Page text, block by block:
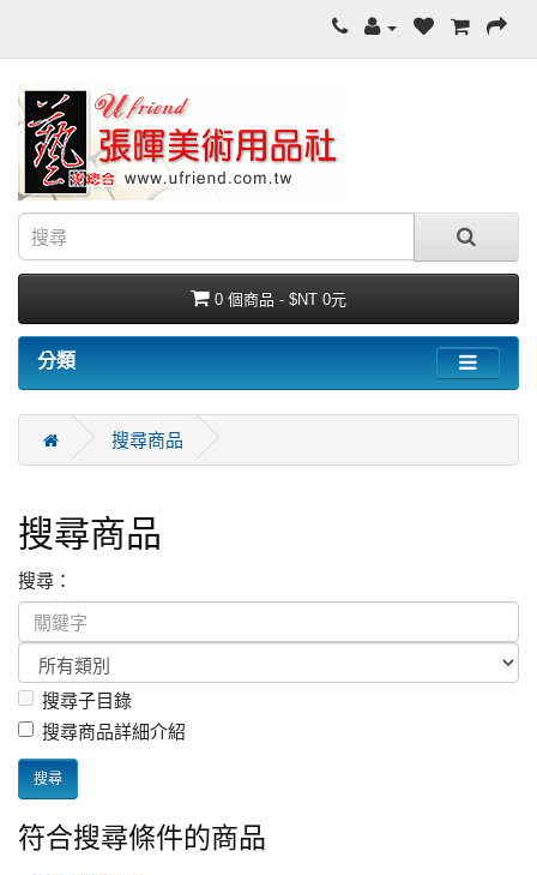
0 個商品 - $NT 0元
分類
搜尋商品
搜尋商品
搜尋：
搜尋子目錄
搜尋商品詳細介紹
符合搜尋條件的商品